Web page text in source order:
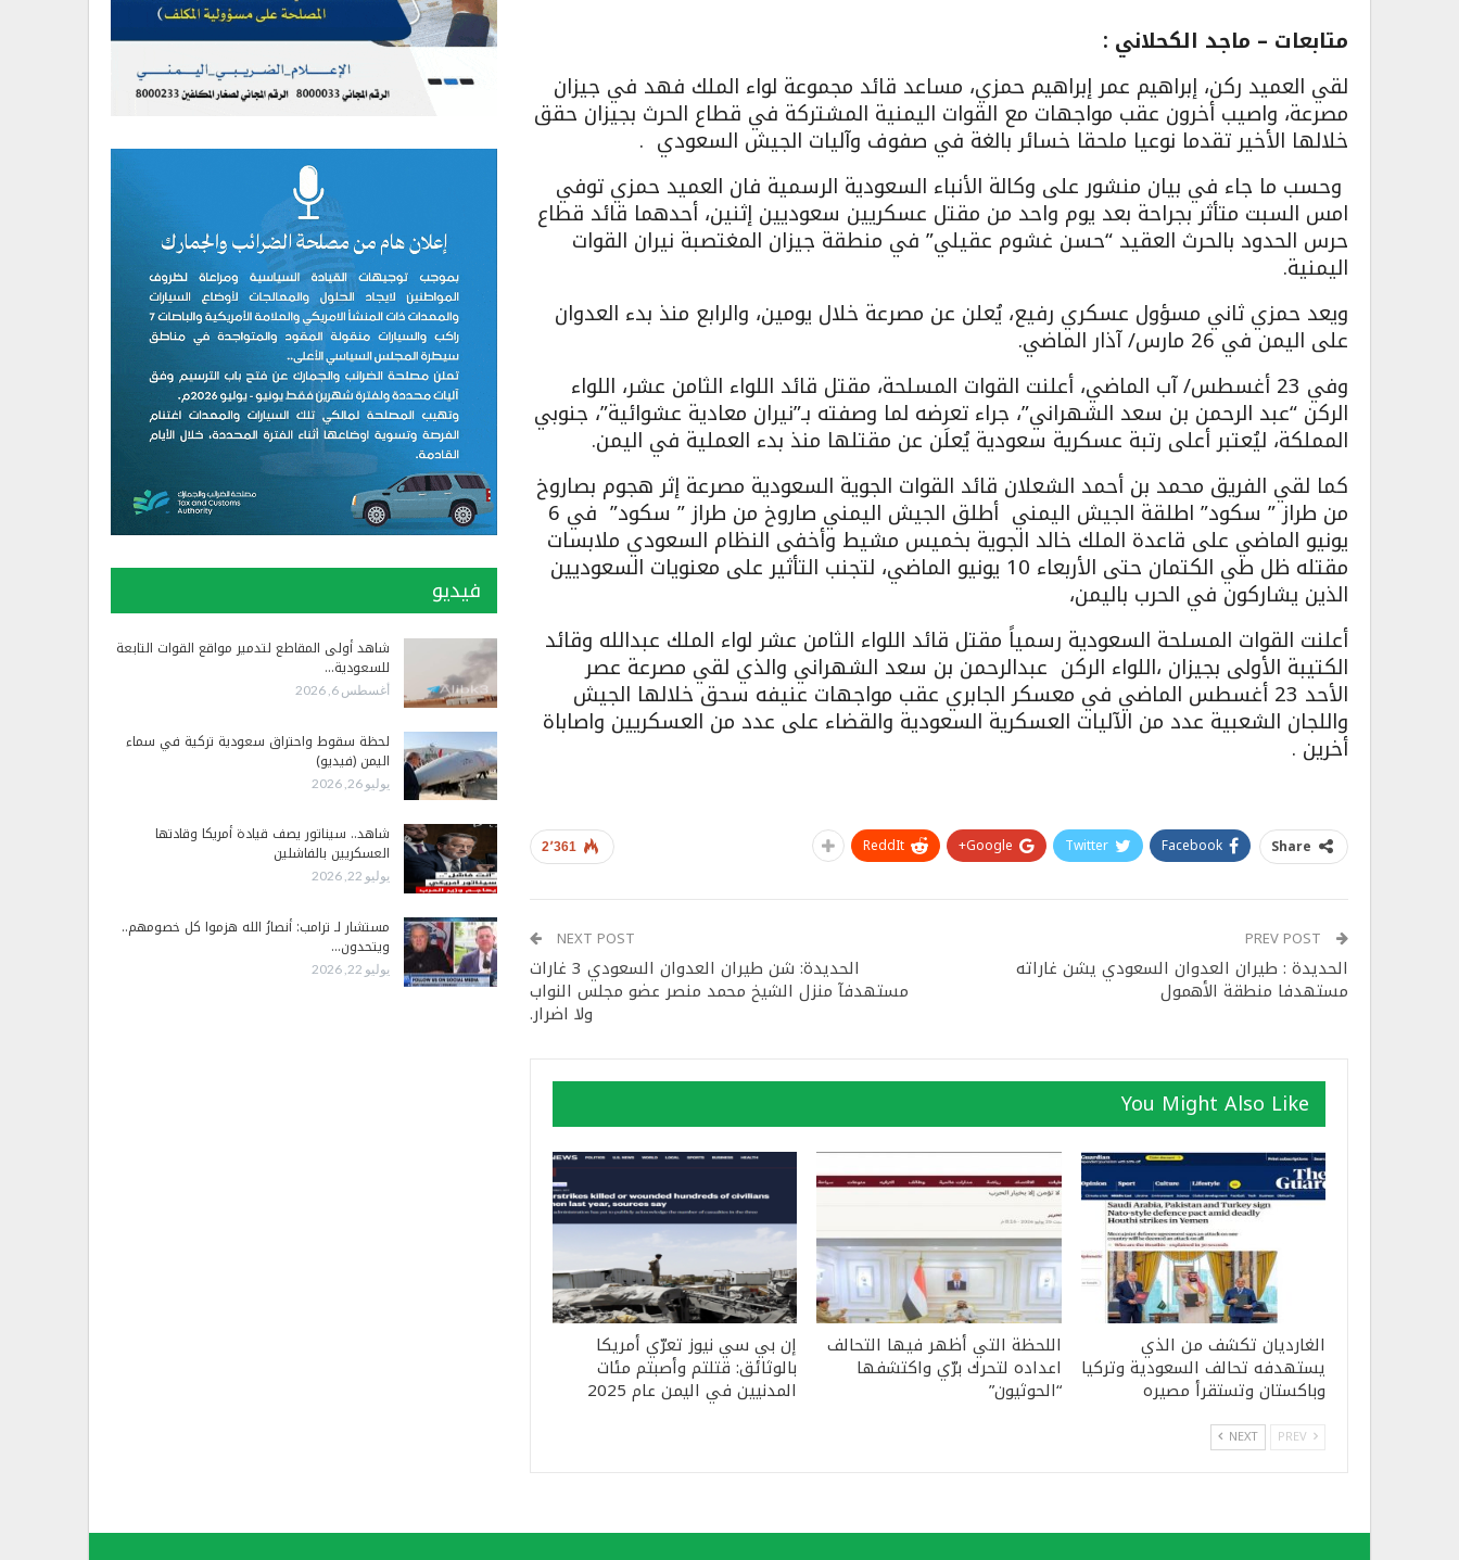
متابعات – ماجد الكحلاني :
لقي العميد ركن، إبراهيم عمر إبراهيم حمزي، مساعد قائد مجموعة لواء الملك فهد في جيزان
مصرعة، واصيب أخرون عقب مواجهات مع القوات اليمنية المشتركة في قطاع الحرث بجيزان حقق
خلالها الأخير تقدما نوعيا ملحقا خسائر بالغة في صفوف وآليات الجيش السعودي .
وحسب ما جاء في بيان منشور على وكالة الأنباء السعودية الرسمية فان العميد حمزي توفي
امس السبت متأثر بجراحة بعد يوم واحد من مقتل عسكريين سعوديين إثنين، أحدهما قائد قطاع
حرس الحدود بالحرث العقيد “حسن غشوم عقيلي” في منطقة جيزان المغتصبة نيران القوات
اليمنية.
ويعد حمزي ثاني مسؤول عسكري رفيع، يُعلن عن مصرعة خلال يومين، والرابع منذ بدء العدوان
على اليمن في 26 مارس/ آذار الماضي.
وفي 23 أغسطس/ آب الماضي، أعلنت القوات المسلحة، مقتل قائد اللواء الثامن عشر، اللواء
الركن “عبد الرحمن بن سعد الشهراني”، جراء تعرضه لما وصفته بـ”نيران معادية عشوائية”، جنوبي
المملكة، ليُعتبر أعلى رتبة عسكرية سعودية يُعلَن عن مقتلها منذ بدء العملية في اليمن.
كما لقي الفريق محمد بن أحمد الشعلان قائد القوات الجوية السعودية مصرعة إثر هجوم بصاروخ
من طراز ” سكود” اطلقة الجيش اليمني أطلق الجيش اليمني صاروخ من طراز ” سكود” في 6
يونيو الماضي على قاعدة الملك خالد الجوية بخميس مشيط وأخفى النظام السعودي ملابسات
مقتله ظل طي الكتمان حتى الأربعاء 10 يونيو الماضي، لتجنب التأثير على معنويات السعوديين
الذين يشاركون في الحرب باليمن،
أعلنت القوات المسلحة السعودية رسمياً مقتل قائد اللواء الثامن عشر لواء الملك عبدالله وقائد
الكتيبة الأولى بجيزان ،اللواء الركن عبدالرحمن بن سعد الشهراني والذي لقي مصرعة عصر
الأحد 23 أغسطس الماضي في معسكر الجابري عقب مواجهات عنيفه سحق خلالها الجيش
واللجان الشعبية عدد من الآليات العسكرية السعودية والقضاء على عدد من العسكريين واصاباة
أخرين .
2٬361 Share
Facebook
Twitter
Google+
ReddIt
الحديدة : طيران العدوان السعودي يشن غاراته
مستهدفا منطقة الأهمول
NEXT POST
الحديدة: شن طيران العدوان السعودي 3 غارات
مستهدفآ منزل الشيخ محمد منصر عضو مجلس النواب
ولا اضرار.
You Might Also Like
الغارديان تكشف من الذي
يستهدفه تحالف السعودية وتركيا
وباكستان وتستقرأ مصيره
اللحظة التي أظهر فيها التحالف
اعداده لتحرك برّي واكتشفها
“الحوثيون”
إن بي سي نيوز تعرّي أمريكا
بالوثائق: قتلتم وأصبتم مئات
المدنيين في اليمن عام 2025
NEXT
فيديو
شاهد أولى المقاطع لتدمير مواقع القوات التابعة
للسعودية…
أغسطس 6, 2026
لحظة سقوط واحتراق سعودية تركية في سماء
اليمن (فيديو)
يوليو 26, 2026
شاهد.. سيناتور يصف قيادة أمريكا وقادتها
العسكريين بالفاشلين
يوليو 22, 2026
مستشار لـ ترامب: أنصارُ الله هزموا كل خصومهم..
ويتحدون…
يوليو 22, 2026